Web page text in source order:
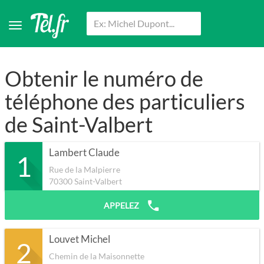
Obtenir le numéro de
téléphone des particuliers
de Saint-Valbert
1 Lambert Claude
Rue de la Malpierre
70300Saint-Valbert
APPELEZ
2 Louvet Michel
Chemin de la Maisonnette